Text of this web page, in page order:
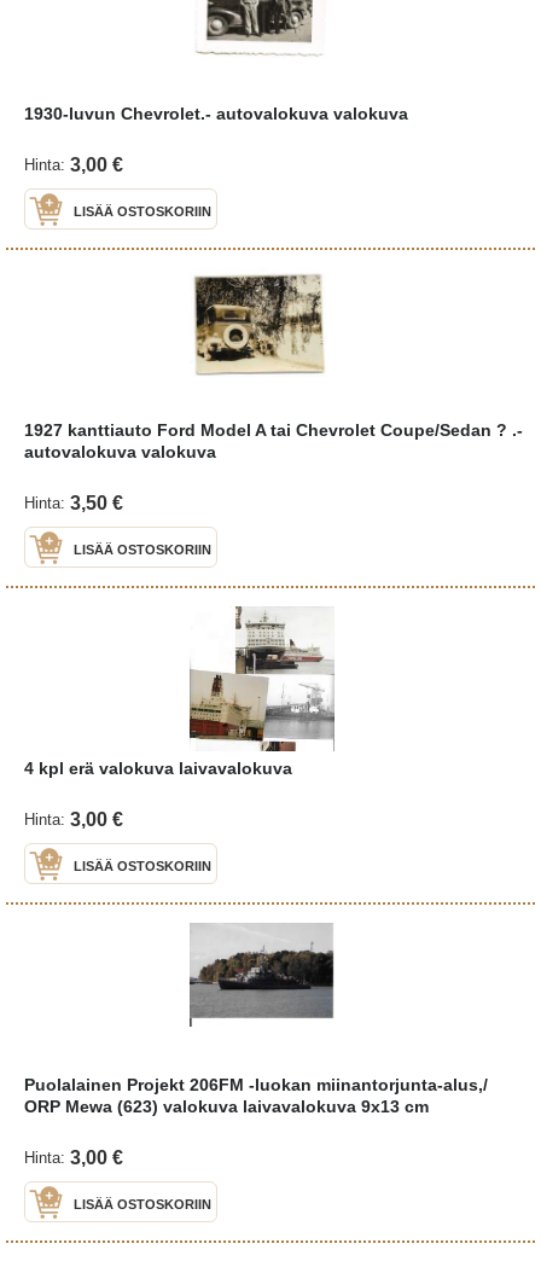
1930-luvun Chevrolet.- autovalokuva valokuva
Hinta: 3,00 €
LISÄÄ OSTOSKORIIN
1927 kanttiauto Ford Model A tai Chevrolet Coupe/Sedan ? .-
autovalokuva valokuva
Hinta: 3,50 €
LISÄÄ OSTOSKORIIN
4 kpl erä valokuva laivavalokuva
Hinta: 3,00 €
LISÄÄ OSTOSKORIIN
Puolalainen Projekt 206FM -luokan miinantorjunta-alus,/
ORP Mewa (623) valokuva laivavalokuva 9x13 cm
Hinta: 3,00 €
LISÄÄ OSTOSKORIIN